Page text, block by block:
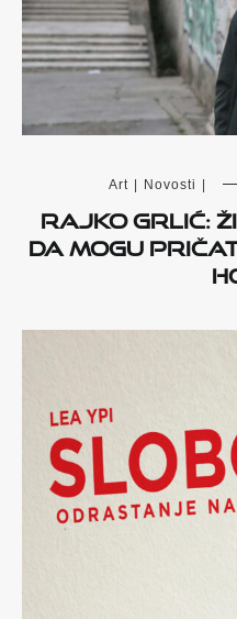
Art | Novosti |
Rajko Grlić:
da mogu